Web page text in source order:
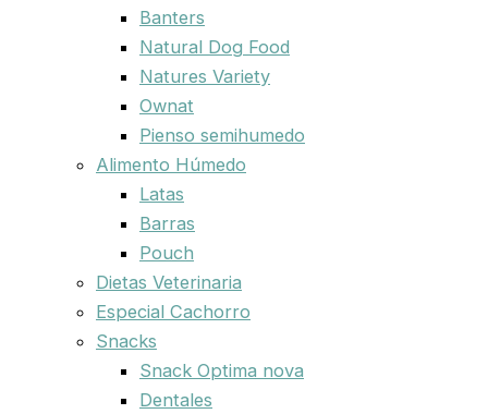
Banters
Natural Dog Food
Natures Variety
Ownat
Pienso semihumedo
Alimento Húmedo
Latas
Barras
Pouch
Dietas Veterinaria
Especial Cachorro
Snacks
Snack Optima nova
Dentales